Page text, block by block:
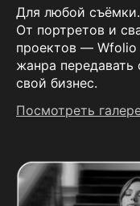
Для любой
От портретов и
проектов — Wfolio
жанра передавать
свой бизнес.
Посмотреть